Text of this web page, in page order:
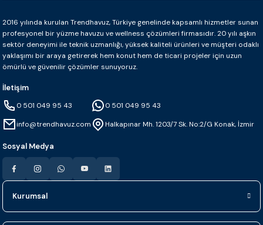
2016 yılında kurulan Trendhavuz, Türkiye genelinde kapsamlı hizmetler sunan
profesyonel bir yüzme havuzu ve wellness çözümleri firmasıdır. 20 yılı aşkın
sektör deneyimi ile teknik uzmanlığı, yüksek kaliteli ürünleri ve müşteri odaklı
yaklaşımı bir araya getirerek hem konut hem de ticari projeler için uzun
ömürlü ve güvenilir çözümler sunuyoruz.
İletişim
0 501 049 95 43
info@trendhavuz.com
0 501 049 95 43
Halkapınar Mh. 1203/7 Sk. No:2/G Konak, İzmir
Sosyal Medya
Kurumsal